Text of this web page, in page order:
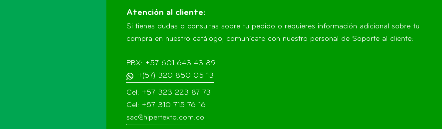
Atención al cliente:
Si tienes dudas o consultas sobre tu pedido o requieres información adicional sobre tu
compra en nuestro catálogo, comunícate con nuestro personal de Soporte al cliente:
PBX: +57 601 643 43 89
+(57) 320 850 05 13
Cel: +57 323 223 87 73
Cel: +57 310 715 76 16
sac@hipertexto.com.co